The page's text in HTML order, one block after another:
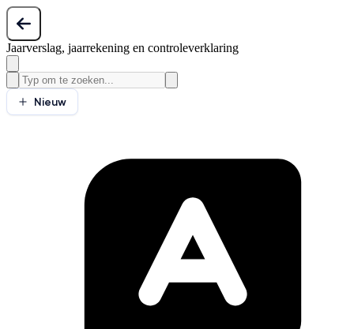
Jaarverslag, jaarrekening en controleverklaring
Nieuw